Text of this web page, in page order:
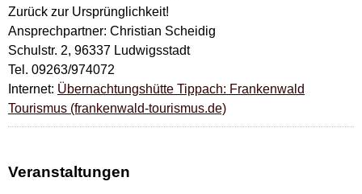
Zurück zur Ursprünglichkeit!
Ansprechpartner: Christian Scheidig
Schulstr. 2, 96337 Ludwigsstadt
Tel. 09263/974072
Internet: Übernachtungshütte Tippach: Frankenwald
Tourismus (frankenwald-tourismus.de)
Veranstaltungen